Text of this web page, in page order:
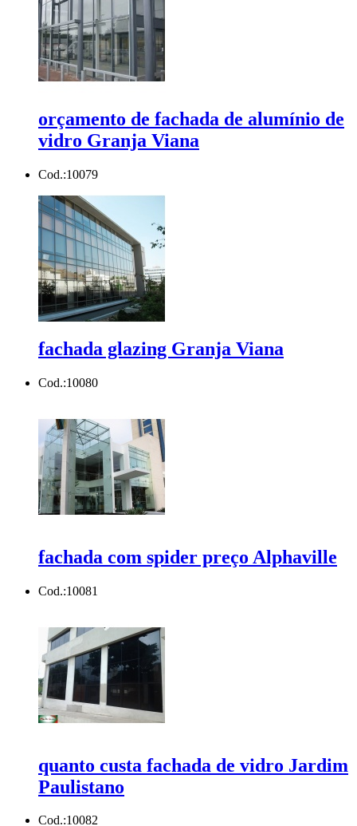
orçamento de fachada de alumínio de
vidro Granja Viana
Cod.:10079
fachada glazing Granja Viana
Cod.:10080
fachada com spider preço Alphaville
Cod.:10081
quanto custa fachada de vidro Jardim
Paulistano
Cod.:10082